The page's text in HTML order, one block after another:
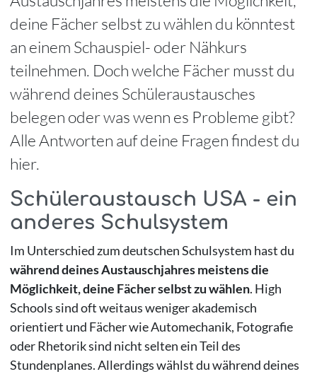
deine Fächer selbst zu wählen du könntest
an einem Schauspiel- oder Nähkurs
teilnehmen. Doch welche Fächer musst du
während deines Schüleraustausches
belegen oder was wenn es Probleme gibt?
Alle Antworten auf deine Fragen findest du
hier.
Schüleraustausch USA - ein
anderes Schulsystem
Im Unterschied zum deutschen Schulsystem hast du
während deines Austauschjahres meistens die
Möglichkeit, deine Fächer selbst zu wählen. High
Schools sind oft weitaus weniger akademisch
orientiert und Fächer wie Automechanik, Fotografie
oder Rhetorik sind nicht selten ein Teil des
Stundenplanes. Allerdings wählst du während deines